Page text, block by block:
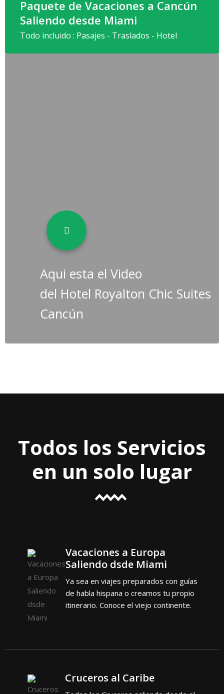
Paquete de Vacaciones a Cancún
Saliendo desde Miami
Todo incluido : Pasajes - Traslados - Hotel
Aqui esta el Video
del Hotel Royalton Chic Suites
Cancún
Todos los Servicios
en un solo lugar
Vacaciones a Europa
Saliendo dsde Miami
Ya sea en viajes preparados con guías
de habla hispana o creamos tu propio
itinerario. Conoce el viejo continente.
Cruceros al Caribe